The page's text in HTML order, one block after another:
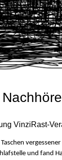
VinziRast-
und fand